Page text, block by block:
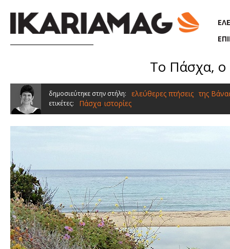
Το Πάσχα, ο
δημοσιεύτηκε στην στήλη: ελεύθερες πτήσεις της
ετικέτες: Πάσχα, ιστορίες